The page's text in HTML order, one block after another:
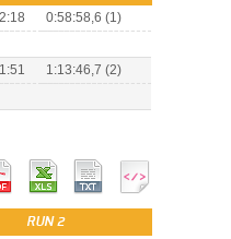
0:58:58,6 (1)
1:13:46,7 (2)
RUN 2